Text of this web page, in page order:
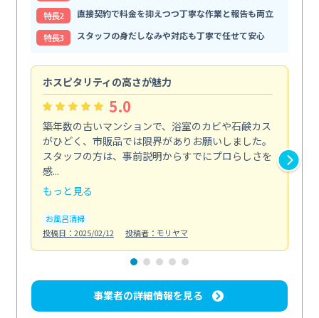
特⻑2
直接契約で料金を抑えつつ丁寧な作業と報告も両立
特⻑3
スタッフの身だしなみや対応も丁寧で任せて安心
ホスピタリティの高さが魅力
5.0
築年数の古いマンションで、浴室のカビや石鹸カス
がひどく、市販品では限界がありお願いしました。
スタッフの方は、事前説明からすでにプロらしさを
感...
もっと見る
お風呂清掃
投稿日：2025/02/12
投稿者：モリヤマ
事業者の詳細情報を見る